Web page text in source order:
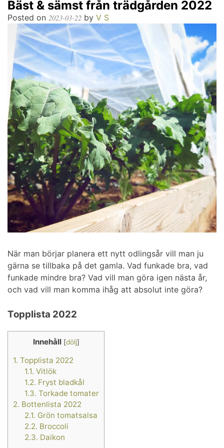
Bäst & sämst från trädgården 2022
Posted on 2023-03-22 by V S
När man börjar planera ett nytt odlingsår vill man ju
gärna se tillbaka på det gamla. Vad funkade bra, vad
funkade mindre bra? Vad vill man göra igen nästa år,
och vad vill man komma ihåg att absolut inte göra?
Topplista 2022
Innehåll [dölj]
1. Topplista 2022
1.1. Vitlök
1.2. Fryst bladkål
1.3. Torkade tomater
2. Bottenlista 2022
2.1. Grön tomatsalsa
2.2. Broccoli
2.3. Daikon